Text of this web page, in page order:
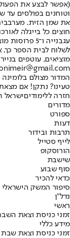
(אפשר לבצע את
וטוחנים בפולסים
את שמן הזית.
עגבנייה
מוציאים, עוטפים
המדור מצולם בלומינה
טעינו? נתקן! אם
חזרה ללימודיםישראל
מדורים
ספורט
דעות
תרבות ובידור
לייף סטייל
הורוסקופ
שישבת
סוף שבוע
כדאי להכיר
סיפור המשק הישראלי
נדל"ן
ראשי
זמני כניסת וצאת
מידע כללי
זמני כניסת וצאת שבת